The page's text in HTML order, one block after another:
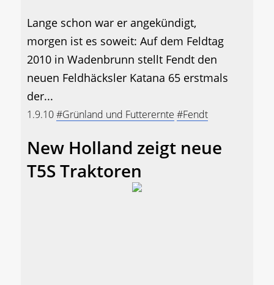
Lange schon war er angekündigt,
morgen ist es soweit: Auf dem Feldtag
2010 in Wadenbrunn stellt Fendt den
neuen Feldhäcksler Katana 65 erstmals
der...
1.9.10#Grünland und Futterernte #Fendt
New Holland zeigt neue
T5S Traktoren